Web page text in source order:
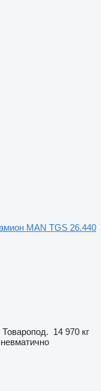
MAN TGS 26.440
Товаропод. 14 970 кг